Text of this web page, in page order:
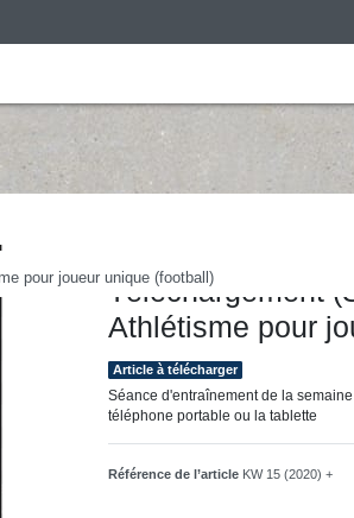
pour joueur unique (football)
Téléchargement
Athlétisme pour
Article à télécharger
Séance d'entraînement de la
téléphone portable ou la tablette
Référence de l’article KW 15 (2020) +